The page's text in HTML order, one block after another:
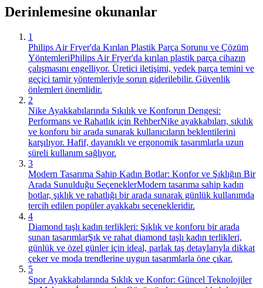
Derinlemesine okunanlar
1
Philips Air Fryer'da Kırılan Plastik Parça Sorunu ve Çözüm
YöntemleriPhilips Air Fryer'da kırılan plastik parça cihazın
çalışmasını engelliyor. Üretici iletişimi, yedek parça temini ve
geçici tamir yöntemleriyle sorun giderilebilir. Güvenlik
önlemleri önemlidir.
2
Nike Ayakkabılarında Sıkılık ve Konforun Dengesi:
Performans ve Rahatlık için RehberNike ayakkabıları, sıkılık
ve konforu bir arada sunarak kullanıcıların beklentilerini
karşılıyor. Hafif, dayanıklı ve ergonomik tasarımlarla uzun
süreli kullanım sağlıyor.
3
Modern Tasarıma Sahip Kadın Botlar: Konfor ve Şıklığın Bir
Arada Sunulduğu SeçeneklerModern tasarıma sahip kadın
botlar, şıklık ve rahatlığı bir arada sunarak günlük kullanımda
tercih edilen popüler ayakkabı seçenekleridir.
4
Diamond taşlı kadın terlikleri: Şıklık ve konforu bir arada
sunan tasarımlarŞık ve rahat diamond taşlı kadın terlikleri,
günlük ve özel günler için ideal, parlak taş detaylarıyla dikkat
çeker ve moda trendlerine uygun tasarımlarla öne çıkar.
5
Spor Ayakkabılarında Sıklık ve Konfor: Güncel Teknolojiler